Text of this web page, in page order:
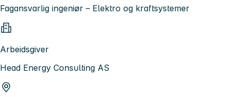
Fagansvarlig ingeniør – Elektro og kraftsystemer
Arbeidsgiver
Head Energy Consulting AS